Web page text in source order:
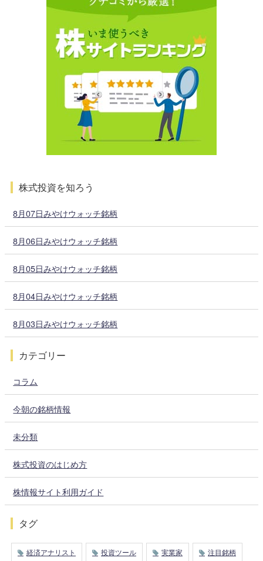
株式投資を知ろう
8月07日みやけウォッチ銘柄
8月06日みやけウォッチ銘柄
8月05日みやけウォッチ銘柄
8月04日みやけウォッチ銘柄
8月03日みやけウォッチ銘柄
カテゴリー
コラム
今朝の銘柄情報
未分類
株式投資のはじめ方
株情報サイト利用ガイド
タグ
経済アナリスト 投資ツール 実業家 注目銘柄